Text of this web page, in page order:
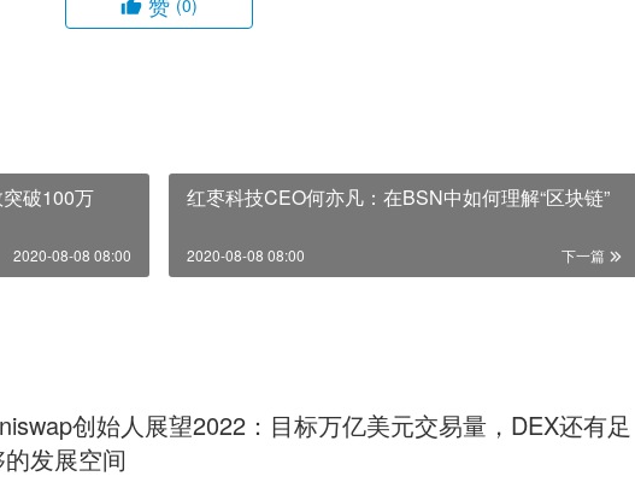
(0)
破100万
2020-08-08 08:00
红枣科技CEO何亦凡：在BSN中如何理解“区块链”
下一篇
2020-08-08 08:00
创始人展望2022：目标万亿美元交易量，DEX还有足
发展空间